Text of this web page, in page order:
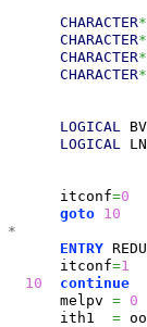
CHARACTER*
CHARACTER*
CHARACTER*
CHARACTER*
LOGICAL
LOGICAL
      itconf
=0
goto 10
*
ENTRY
      itconf
=1
10
continue
      melpv
= 0
      ith1
=